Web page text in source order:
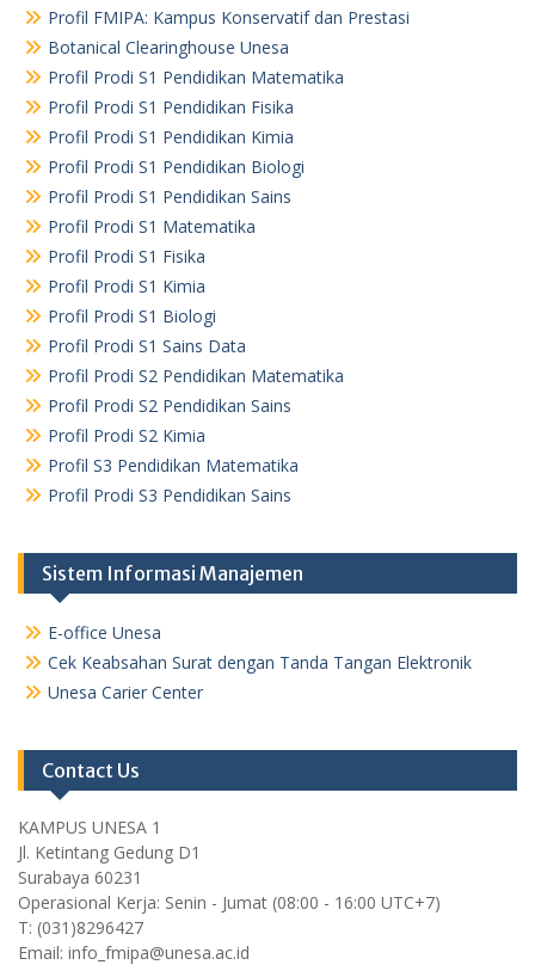
Profil FMIPA: Kampus Konservatif dan Prestasi
Botanical Clearinghouse Unesa
Profil Prodi S1 Pendidikan Matematika
Profil Prodi S1 Pendidikan Fisika
Profil Prodi S1 Pendidikan Kimia
Profil Prodi S1 Pendidikan Biologi
Profil Prodi S1 Pendidikan Sains
Profil Prodi S1 Matematika
Profil Prodi S1 Fisika
Profil Prodi S1 Kimia
Profil Prodi S1 Biologi
Profil Prodi S1 Sains Data
Profil Prodi S2 Pendidikan Matematika
Profil Prodi S2 Pendidikan Sains
Profil Prodi S2 Kimia
Profil S3 Pendidikan Matematika
Profil Prodi S3 Pendidikan Sains
Sistem Informasi Manajemen
E-office Unesa
Cek Keabsahan Surat dengan Tanda Tangan Elektronik
Unesa Carier Center
Contact Us
KAMPUS UNESA 1
Jl. Ketintang Gedung D1
Surabaya 60231
Operasional Kerja: Senin - Jumat (08:00 - 16:00 UTC+7)
T: (031)8296427
Email: info_fmipa@unesa.ac.id